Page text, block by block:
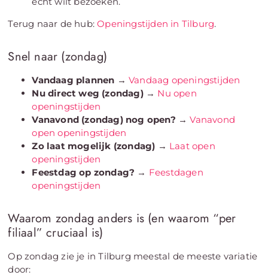
Terug naar de hub:Openingstijden in Tilburg.
Snel naar (zondag)
Vandaag plannen →Vandaag openingstijden
Nu direct weg (zondag)→ Nu open
openingstijden
Vanavond (zondag) nog open? →Vanavond
open openingstijden
Zo laat mogelijk (zondag) → Laat open
openingstijden
Feestdag op zondag? → Feestdagen
openingstijden
Waarom zondag anders is (en waarom “per
filiaal” cruciaal is)
Op zondag zie je in Tilburg meestal de meeste variatie
door: